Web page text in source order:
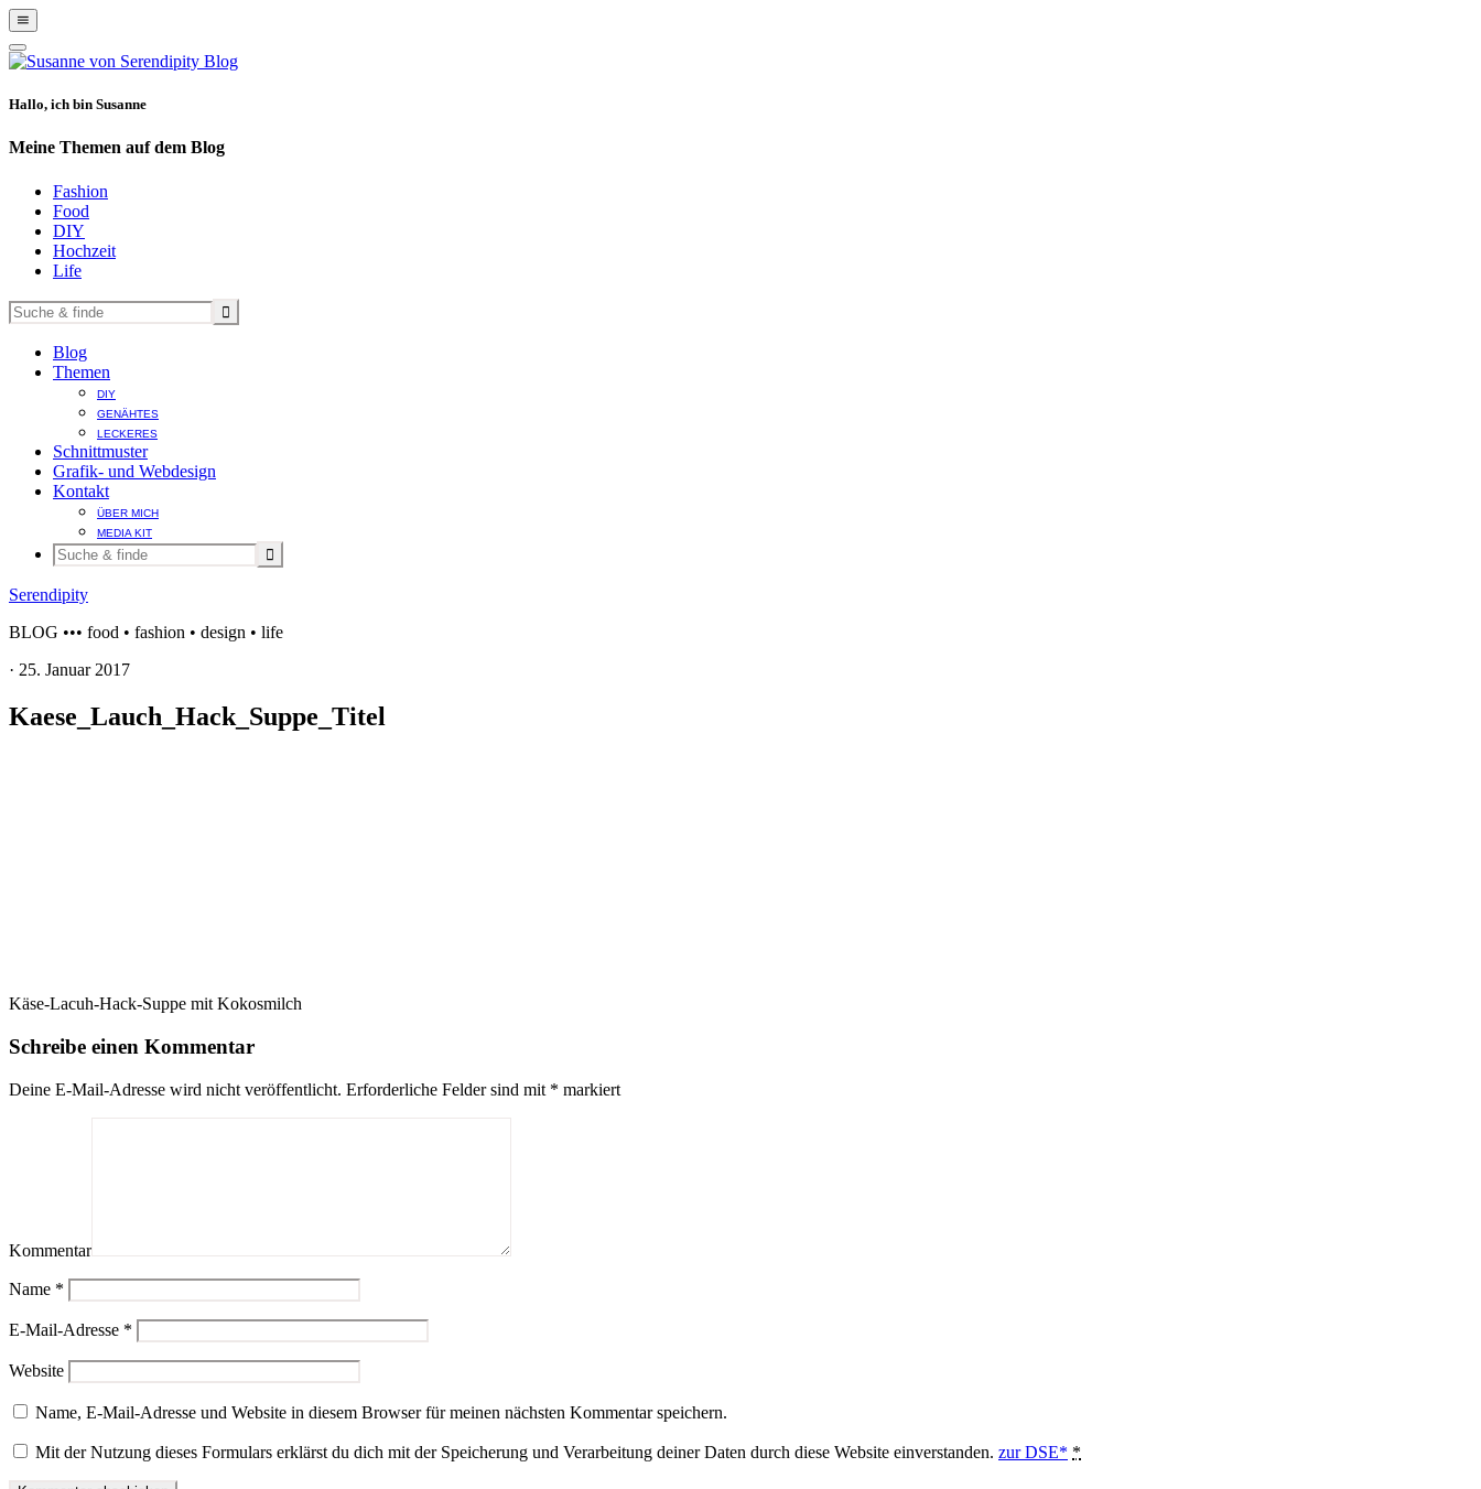
Show
Offscreen
Content
Hide
Offscreen
Hallo, ich bin Susanne
Meine Themen auf dem Blog
Fashion
Food
DIY
Hochzeit
Life
Blog
Themen
DIY
GENÄHTES
LECKERES
Schnittmuster
Grafik- und Webdesign
Kontakt
ÜBER MICH
MEDIA KIT
Serendipity
BLOG ••• food • fashion • design • life
· 25. Januar 2017
Kaese_Lauch_Hack_Suppe_Titel
Käse-Lacuh-Hack-Suppe mit Kokosmilch
Schreibe einen Kommentar
Deine E-Mail-Adresse wird nicht veröffentlicht. Erforderliche Felder sind mit * markiert
Kommentar
Name *
E-Mail-Adresse *
Website
Name, E-Mail-Adresse und Website in diesem Browser für meinen nächsten Kommentar speichern.
Mit der Nutzung dieses Formulars erklärst du dich mit der Speicherung und Verarbeitung deiner Daten durch diese Website einverstanden. zur DSE* *